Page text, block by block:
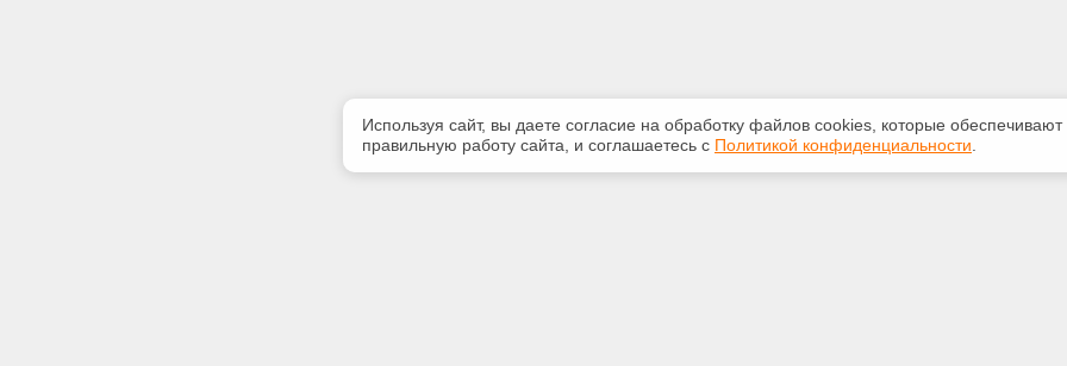
Используя сайт, вы даете согласие на обработку файлов сооkiеs, которые обеспечивают
правильную работу сайта, и соглашаетесь с Политикой конфиденциальности